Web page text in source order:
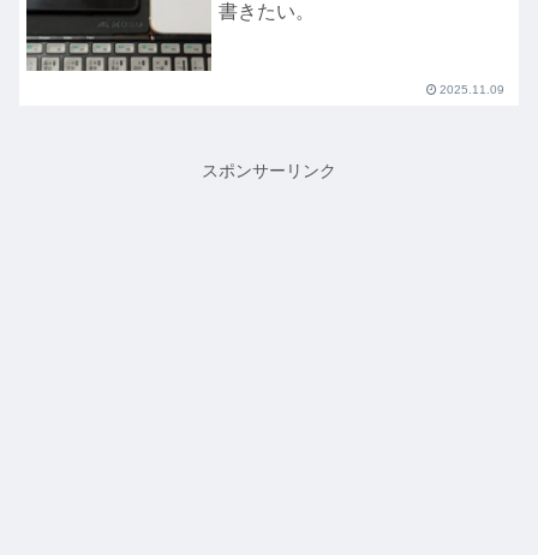
書きたい。
2025.11.09
スポンサーリンク